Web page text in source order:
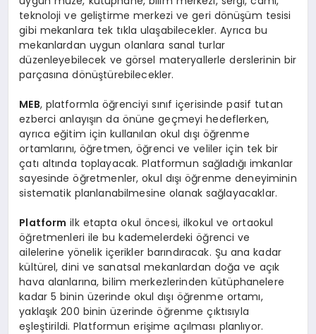
teknoloji ve geliştirme merkezi ve geri dönüşüm tesisi
gibi mekanlara tek tıkla ulaşabilecekler. Ayrıca bu
mekanlardan uygun olanlara sanal turlar
düzenleyebilecek ve görsel materyallerle derslerinin bir
parçasına dönüştürebilecekler.
MEB, platformla öğrenciyi sınıf içerisinde pasif tutan
ezberci anlayışın da önüne geçmeyi hedeflerken,
ayrıca eğitim için kullanılan okul dışı öğrenme
ortamlarını, öğretmen, öğrenci ve veliler için tek bir
çatı altında toplayacak. Platformun sağladığı imkanlar
sayesinde öğretmenler, okul dışı öğrenme deneyiminin
sistematik planlanabilmesine olanak sağlayacaklar.
Platform ilk etapta okul öncesi, ilkokul ve ortaokul
öğretmenleri ile bu kademelerdeki öğrenci ve
ailelerine yönelik içerikler barındıracak. Şu ana kadar
kültürel, dini ve sanatsal mekanlardan doğa ve açık
hava alanlarına, bilim merkezlerinden kütüphanelere
kadar 5 binin üzerinde okul dışı öğrenme ortamı,
yaklaşık 200 binin üzerinde öğrenme çıktısıyla
eşleştirildi. Platformun erişime açılması planlıyor.